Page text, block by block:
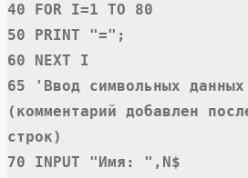
40 FOR I=1 TO 80
50 PRINT "=";
60 NEXT I
65 'Ввод символьных
(комментарий добавлен
строк)
70 INPUT "Имя: ",N$